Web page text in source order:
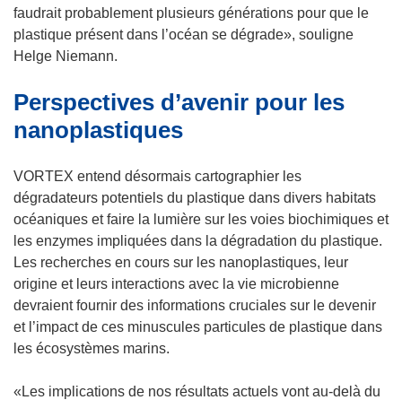
faudrait probablement plusieurs générations pour que le
plastique présent dans l’océan se dégrade», souligne
Helge Niemann.
Perspectives d’avenir pour les
nanoplastiques
VORTEX entend désormais cartographier les
dégradateurs potentiels du plastique dans divers habitats
océaniques et faire la lumière sur les voies biochimiques et
les enzymes impliquées dans la dégradation du plastique.
Les recherches en cours sur les nanoplastiques, leur
origine et leurs interactions avec la vie microbienne
devraient fournir des informations cruciales sur le devenir
et l’impact de ces minuscules particules de plastique dans
les écosystèmes marins.
«Les implications de nos résultats actuels vont au-delà du